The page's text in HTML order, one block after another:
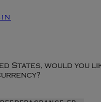
States, would you